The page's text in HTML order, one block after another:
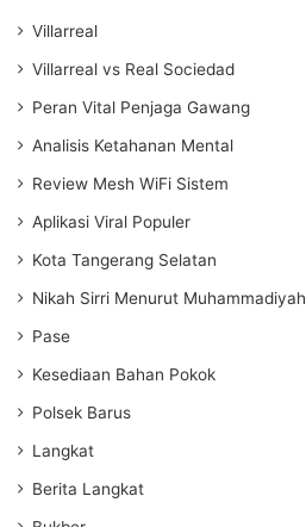
Villarreal
Villarreal vs Real Sociedad
Peran Vital Penjaga Gawang
Analisis Ketahanan Mental
Review Mesh WiFi Sistem
Aplikasi Viral Populer
Kota Tangerang Selatan
Nikah Sirri Menurut Muhammadiyah
Pase
Kesediaan Bahan Pokok
Polsek Barus
Langkat
Berita Langkat